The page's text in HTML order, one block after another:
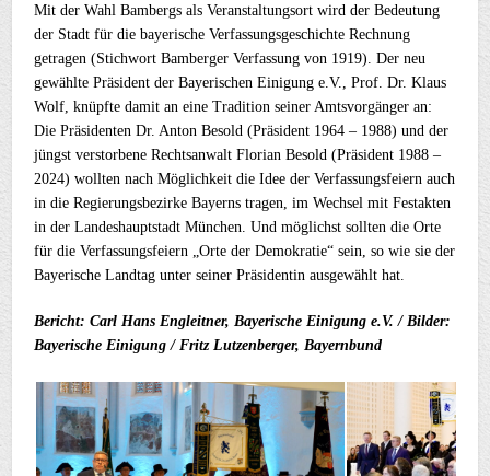
Mit der Wahl Bambergs als Veranstaltungsort wird der Bedeutung
der Stadt für die bayerische Verfassungsgeschichte Rechnung
getragen (Stichwort Bamberger Verfassung von 1919). Der neu
gewählte Präsident der Bayerischen Einigung e.V., Prof. Dr. Klaus
Wolf, knüpfte damit an eine Tradition seiner Amtsvorgänger an:
Die Präsidenten Dr. Anton Besold (Präsident 1964 – 1988) und der
jüngst verstorbene Rechtsanwalt Florian Besold (Präsident 1988 –
2024) wollten nach Möglichkeit die Idee der Verfassungsfeiern auch
in die Regierungsbezirke Bayerns tragen, im Wechsel mit Festakten
in der Landeshauptstadt München. Und möglichst sollten die Orte
für die Verfassungsfeiern „Orte der Demokratie“ sein, so wie sie der
Bayerische Landtag unter seiner Präsidentin ausgewählt hat.
Bericht: Carl Hans Engleitner, Bayerische Einigung e.V. / Bilder:
Bayerische Einigung / Fritz Lutzenberger, Bayernbund